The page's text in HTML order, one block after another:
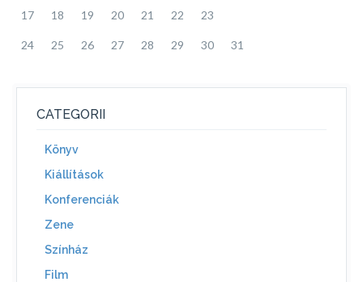
17 18 19 20 21 22 23
24 25 26 27 28 29 30 31
CATEGORII
Könyv
Kiállítások
Konferenciák
Zene
Színház
Film